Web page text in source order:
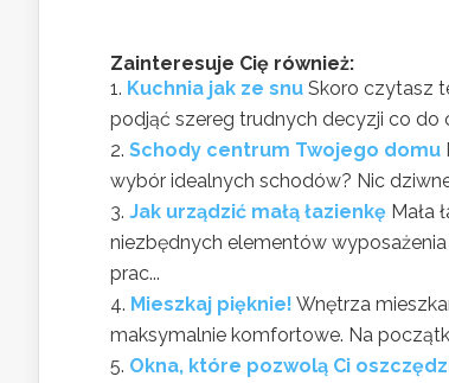
Zainteresuje Cię również:
Kuchnia jak ze snu Skoro czytasz
podjąć szereg trudnych decyzji co do
Schody centrum Twojego domu
wybór idealnych schodów? Nic
Jak urządzić małą łazienkę Mała
niezbędnych elementów
prac...
Mieszkaj pięknie! Wnętrza
maksymalnie komfortowe. Na
Okna, które pozwolą Ci